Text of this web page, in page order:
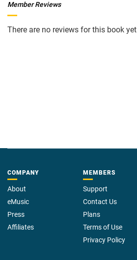
Member Reviews
There are no reviews for this book yet
COMPANY
About
eMusic
Press
Affiliates
MEMBERS
Support
Contact Us
Plans
Terms of Use
Privacy Policy